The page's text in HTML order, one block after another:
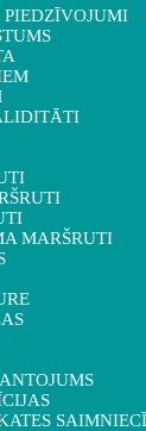
MARŠRUTI